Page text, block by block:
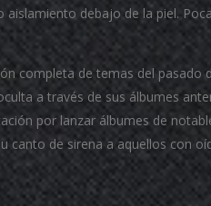
aislamiento debajo de la piel.
completa de temas del pasado
a través de sus álbumes
por lanzar álbumes de
canto de sirena a aquellos con